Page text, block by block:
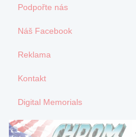
Podpořte nás
Náš Facebook
Reklama
Kontakt
Digital Memorials